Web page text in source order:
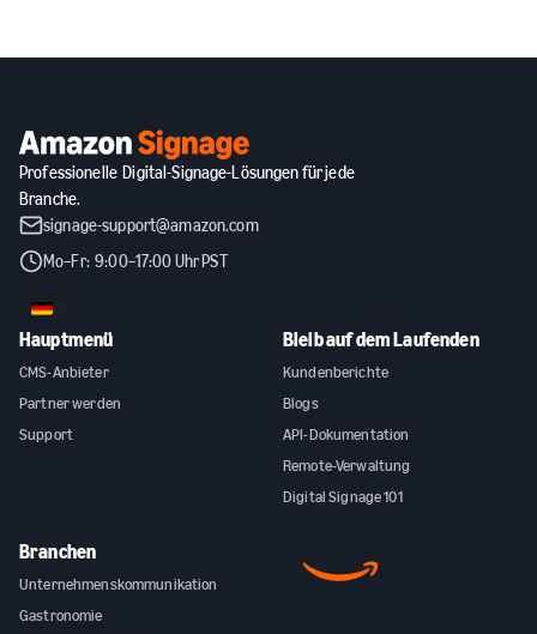
Professionelle Digital-Signage-Lösungen für jede
Branche.
signage-support@amazon.com
Mo–Fr: 9:00–17:00 Uhr PST
DE
Hauptmenü
CMS-Anbieter
Partner werden
Support
Bleib auf dem Laufenden
Kundenberichte
Blogs
API-Dokumentation
Remote-Verwaltung
Digital Signage 101
Branchen
Unternehmenskommunikation
Gastronomie